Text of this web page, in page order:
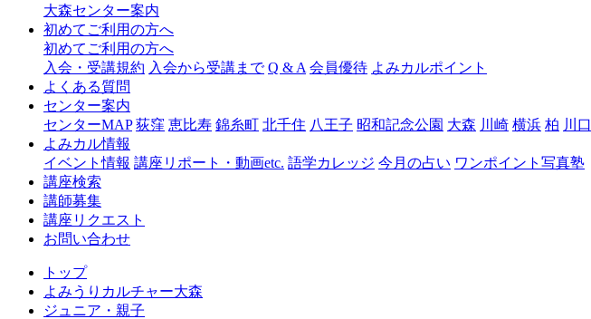
ャ
大
森
大森センター案内
初めてご利用の方へ
初めてご利用の方へ
入会・受講規約 入会から受講まで Q & A 会員優待 よみカルポイント
よくある質問
センター案内
センターMAP 荻窪 恵比寿 錦糸町 北千住 八王子 昭和記念公園 大森 川崎 横浜 柏 川口
よみカル情報
イベント情報 講座リポート・動画etc. 語学カレッジ 今月の占い ワンポイント写真塾
講座検索
講師募集
講座リクエスト
お問い合わせ
トップ
よみうりカルチャー大森
ジュニア・親子